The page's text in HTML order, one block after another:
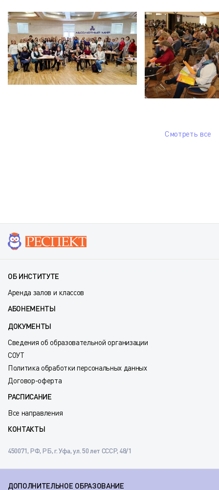
Смотреть все
ОБ ИНСТИТУТЕ
Аренда залов и классов
АБОНЕМЕНТЫ
ДОКУМЕНТЫ
Сведения об образовательной организации
СОУТ
Политика обработки персональных данных
Договор-оферта
РАСПИСАНИЕ
Все направления
КОНТАКТЫ
450071, РФ, РБ, г. Уфа, ул. 50 лет СССР, 48/1
ДОПОЛНИТЕЛЬНОЕ ОБРАЗОВАНИЕ